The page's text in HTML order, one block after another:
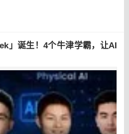
」诞生！4个牛津学霸，让AI